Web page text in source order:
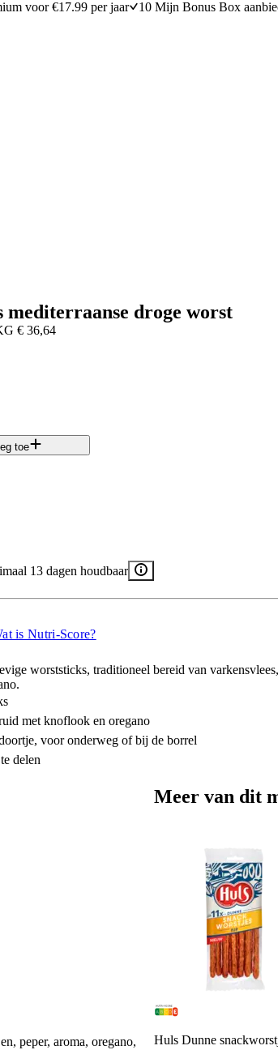
voor €17.99 per jaar 10 Mijn Bonus Box
mediterraanse droge worst
€ 36,64
toe
13 dagen houdbaar
is Nutri-Score?
worststicks, traditioneel bereid van
met knoflook en oregano
voor onderweg of bij de borrel
delen
peper, aroma, oregano,
Meer van dit
Huls Dunne